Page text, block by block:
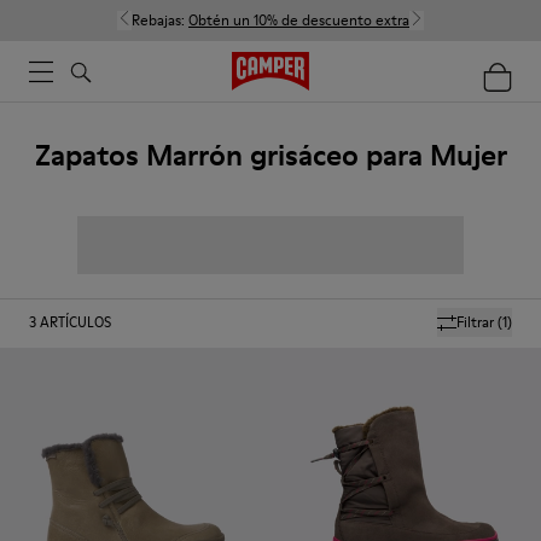
Rebajas: Obtén un 10% de descuento extra
Zapatos Marrón grisáceo para Mujer
Filtrar(1)
3ARTÍCULOS